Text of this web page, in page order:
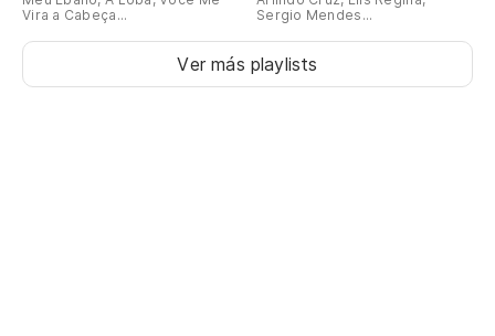
Vira a Cabeça...
Sergio Mendes...
Ver más playlists